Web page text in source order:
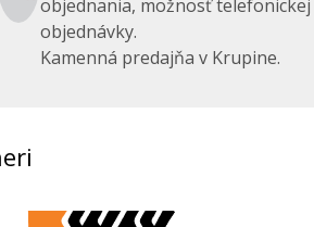
objednania, možnosť telefonickej
objednávky.
Kamenná predajňa v Krupine.